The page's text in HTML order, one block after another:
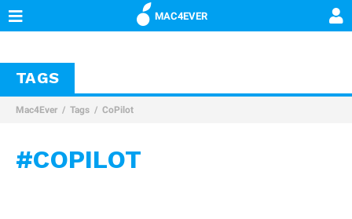
MAC4EVER
TAGS
Mac4Ever Tags CoPilot
#COPILOT